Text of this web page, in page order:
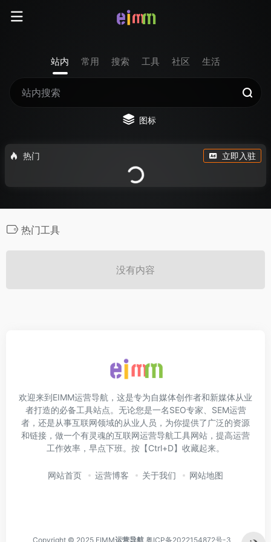
站内 常用 搜索 工具 社区 生活
图标
热门 立即入驻
热门工具
没有内容
欢迎来到EIMM运营导航，这是专为自媒体创作者和新媒体从业
者打造的必备工具站点。无论您是一名SEO专家、SEM运营
者，还是从事互联网领域的从业人员，为你提供了广泛的资源
和链接，做一个有灵魂的互联网运营导航工具网站，提高运营
工作效率，早点下班。按【Ctrl+D】收藏起来。
网站首页 运营博客 关于我们 网站地图
Copyright © 2025 EIMM运营导航 粤ICP备2022154872号-3